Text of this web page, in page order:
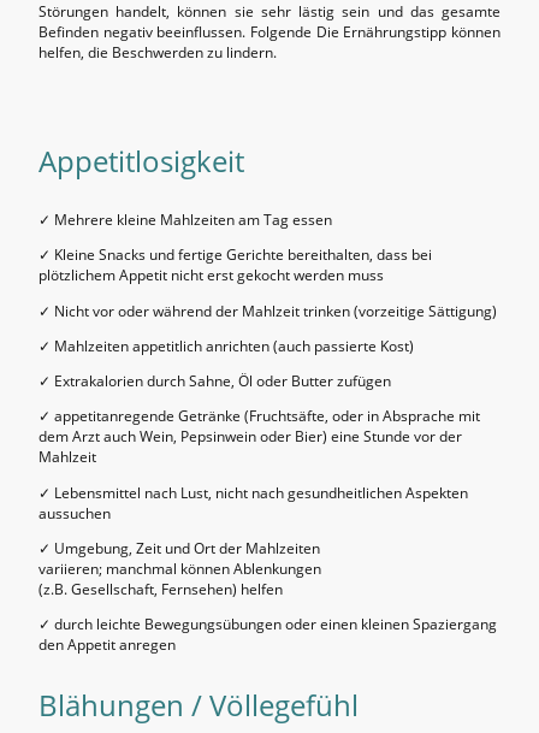
Störungen handelt, können sie sehr lästig sein und das gesamte
Befinden negativ beeinflussen. Folgende Die Ernährungstipp können
helfen, die Beschwerden zu lindern.
Appetitlosigkeit
✓ Mehrere kleine Mahlzeiten am Tag essen
✓ Kleine Snacks und fertige Gerichte bereithalten, dass bei
plötzlichem Appetit nicht erst gekocht werden muss
✓ Nicht vor oder während der Mahlzeit trinken (vorzeitige Sättigung)
✓ Mahlzeiten appetitlich anrichten (auch passierte Kost)
✓ Extrakalorien durch Sahne, Öl oder Butter zufügen
✓ appetitanregende Getränke (Fruchtsäfte, oder in Absprache mit
dem Arzt auch Wein, Pepsinwein oder Bier) eine Stunde vor der
Mahlzeit
✓ Lebensmittel nach Lust, nicht nach gesundheitlichen Aspekten
aussuchen
✓ Umgebung, Zeit und Ort der Mahlzeiten
variieren; manchmal können Ablenkungen
(z.B. Gesellschaft, Fernsehen) helfen
✓ durch leichte Bewegungsübungen oder einen kleinen Spaziergang
den Appetit anregen
Blähungen / Völlegefühl